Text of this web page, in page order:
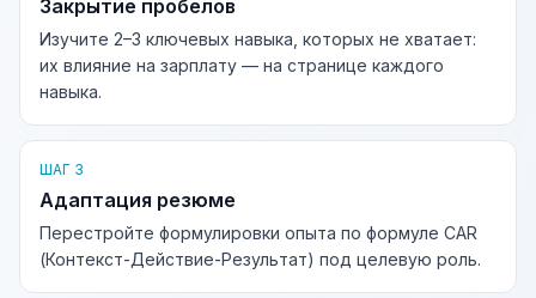
Закрытие пробелов
Изучите 2–3 ключевых навыка, которых не хватает:
их влияние на зарплату — на странице каждого
навыка.
ШАГ 3
Адаптация резюме
Перестройте формулировки опыта по формуле CAR
(Контекст-Действие-Результат) под целевую роль.